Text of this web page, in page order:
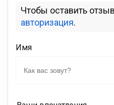
Чтобы оставить
авторизация.
Имя